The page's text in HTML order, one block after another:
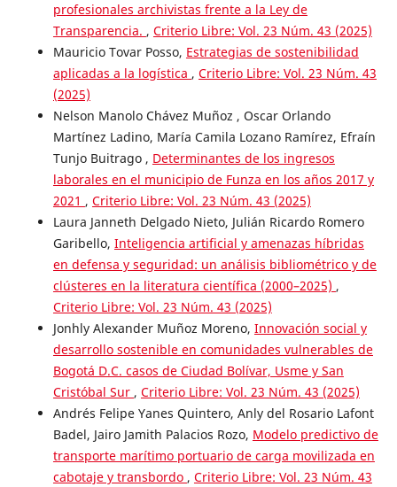
profesionales archivistas frente a la Ley de
Transparencia. , Criterio Libre: Vol. 23 Núm. 43 (2025)
Mauricio Tovar Posso, Estrategias de sostenibilidad
aplicadas a la logística , Criterio Libre: Vol. 23 Núm. 43
(2025)
Nelson Manolo Chávez Muñoz , Oscar Orlando
Martínez Ladino, María Camila Lozano Ramírez, Efraín
Tunjo Buitrago , Determinantes de los ingresos
laborales en el municipio de Funza en los años 2017 y
2021 , Criterio Libre: Vol. 23 Núm. 43 (2025)
Laura Janneth Delgado Nieto, Julián Ricardo Romero
Garibello, Inteligencia artificial y amenazas híbridas
en defensa y seguridad: un análisis bibliométrico y de
clústeres en la literatura científica (2000–2025) ,
Criterio Libre: Vol. 23 Núm. 43 (2025)
Jonhly Alexander Muñoz Moreno, Innovación social y
desarrollo sostenible en comunidades vulnerables de
Bogotá D.C. casos de Ciudad Bolívar, Usme y San
Cristóbal Sur , Criterio Libre: Vol. 23 Núm. 43 (2025)
Andrés Felipe Yanes Quintero, Anly del Rosario Lafont
Badel, Jairo Jamith Palacios Rozo, Modelo predictivo de
transporte marítimo portuario de carga movilizada en
cabotaje y transbordo , Criterio Libre: Vol. 23 Núm. 43